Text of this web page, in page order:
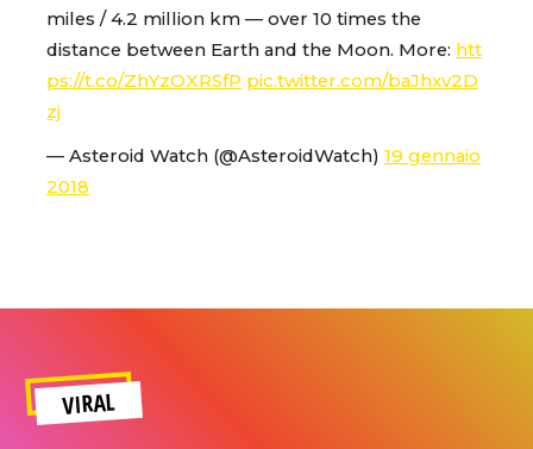
miles / 4.2 million km — over 10 times the
distance between Earth and the Moon. More: htt
ps://t.co/ZhYzOXRSfP pic.twitter.com/baJhxv2D
zj
— Asteroid Watch (@AsteroidWatch) 19 gennaio
2018
VIRAL